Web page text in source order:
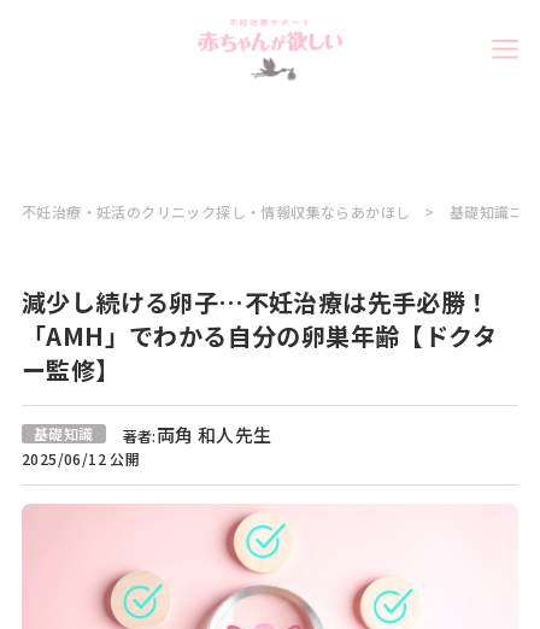
不妊治療・妊活のクリニック探し・情報収集ならあかほし 基礎知識コ
減少し続ける卵子…不妊治療は先手必勝！
「AMH」でわかる自分の卵巣年齢【ドクタ
ー監修】
基礎知識 著者:両角 和人先生
2025/06/12 公開